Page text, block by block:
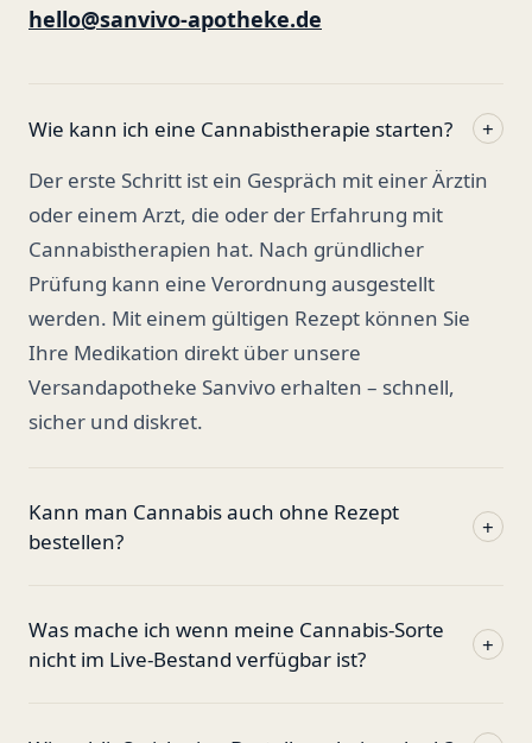
hello@sanvivo-apotheke.de
Wie kann ich eine Cannabistherapie starten?
+
Der erste Schritt ist ein Gespräch mit einer Ärztin
oder einem Arzt, die oder der Erfahrung mit
Cannabistherapien hat. Nach gründlicher
Prüfung kann eine Verordnung ausgestellt
werden. Mit einem gültigen Rezept können Sie
Ihre Medikation direkt über unsere
Versandapotheke Sanvivo erhalten – schnell,
sicher und diskret.
Kann man Cannabis auch ohne Rezept
bestellen?
+
Was mache ich wenn meine Cannabis-Sorte
nicht im Live-Bestand verfügbar ist?
+